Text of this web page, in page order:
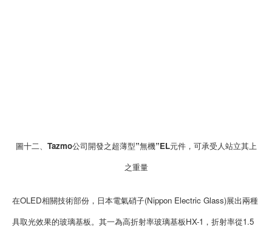
圖十二、Tazmo公司開發之超薄型”無機”EL元件，可承受人站立其上
之重量
在OLED相關技術部份，日本電氣硝子(Nippon Electric Glass)展出兩種
具取光效果的玻璃基板。其一為高折射率玻璃基板HX-1，折射率從1.5